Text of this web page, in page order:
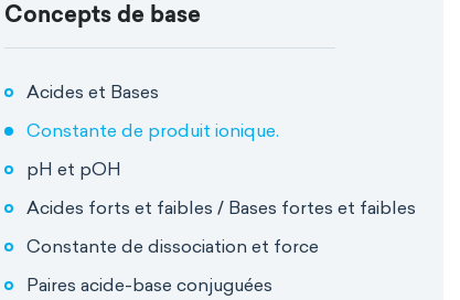
Concepts de base
Acides et Bases
Constante de produit ionique.
pH et pOH
Acides forts et faibles / Bases fortes et faibles
Constante de dissociation et force
Paires acide-base conjuguées